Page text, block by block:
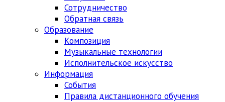
Сотрудничество
Обратная связь
Образование
Композиция
Музыкальные технологии
Исполнительское искусство
Информация
События
Правила дистанционного обучения